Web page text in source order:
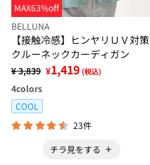
MAX63%off
BELLUNA
【接触冷感】ヒンヤリＵＶ対策
クルーネックカーディガン
¥ 3,839 ¥1,419 (税込)
4colors
COOL
23件
チラ見をする